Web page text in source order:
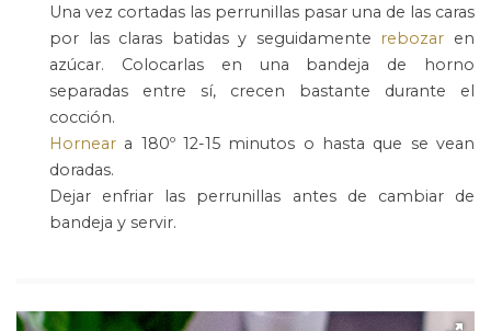
Una vez cortadas las perrunillas pasar una de las caras
por las claras batidas y seguidamente rebozar en
azúcar. Colocarlas en una bandeja de horno
separadas entre sí, crecen bastante durante el
cocción.
Hornear a 180º 12-15 minutos o hasta que se vean
doradas.
Dejar enfriar las perrunillas antes de cambiar de
bandeja y servir.